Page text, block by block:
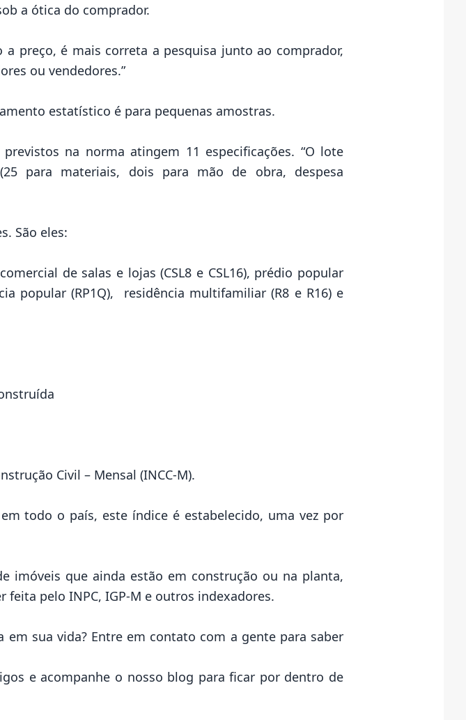
a ótica do comprador.
preço, é mais correta a pesquisa junto ao comprador,
ou vendedores.”
estatístico é para pequenas amostras.
na norma atingem 11 especificações. “O lote
para materiais, dois para mão de obra, despesa
São eles:
de salas e lojas (CSL8 e CSL16), prédio popular
popular (RP1Q), residência multifamiliar (R8 e R16) e
Civil – Mensal (INCC-M).
todo o país, este índice é estabelecido, uma vez por
imóveis que ainda estão em construção ou na planta,
pelo INPC, IGP-M e outros indexadores.
sua vida? Entre em contato com a gente para saber
e acompanhe o nosso blog para ficar por dentro de